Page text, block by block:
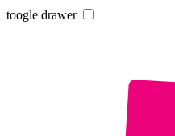
toogle drawer